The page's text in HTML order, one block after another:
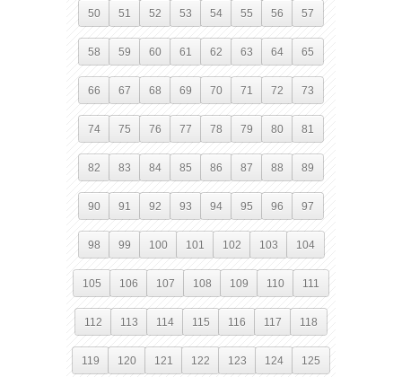
50 51 52 53 54 55 56 57
58 59 60 61 62 63 64 65
66 67 68 69 70 71 72 73
74 75 76 77 78 79 80 81
82 83 84 85 86 87 88 89
90 91 92 93 94 95 96 97
98 99 100 101 102 103 104
105 106 107 108 109 110 111
112 113 114 115 116 117 118
119 120 121 122 123 124 125